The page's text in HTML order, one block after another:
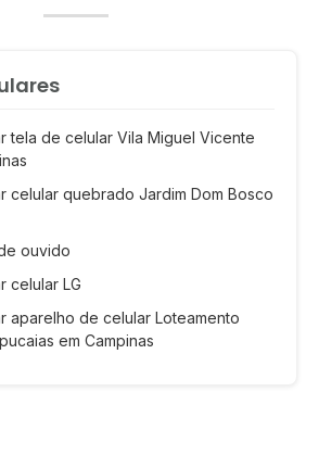
tela de celular Vila Miguel Vicente
celular quebrado Jardim Dom Bosco
ouvido
celular LG
aparelho de celular Loteamento
em Campinas